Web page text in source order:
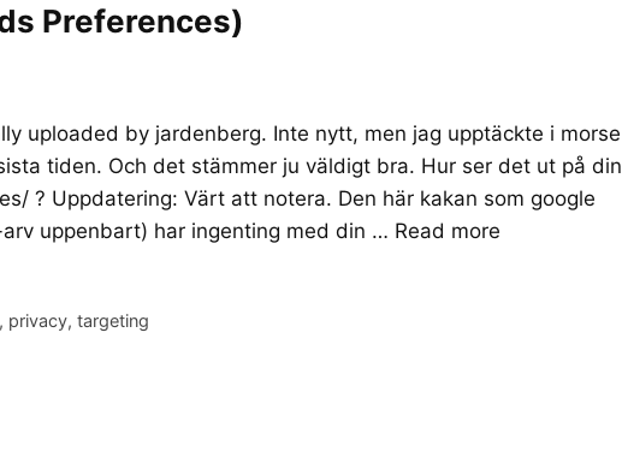
Preferences)
uploaded by jardenberg. Inte nytt, men jag upptäckte i morse
tiden. Och det stämmer ju väldigt bra. Hur ser det ut på din
? Uppdatering: Värt att notera. Den här kakan som google
uppenbart) har ingenting med din … Read more
, privacy,targeting